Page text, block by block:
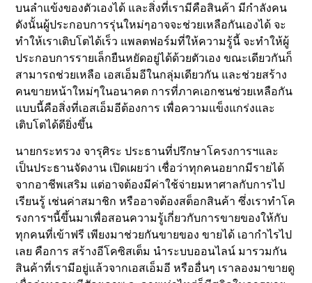
บนลำแข้งของตัวเองได้ และสิ่งที่เรามีคือสินค้า มีกำลังคน
ดังนั้นผู้ประกอบการรุ่นใหม่ๆอาจจะช่วยเหลือกันเองได้ จะ
ทำให้เราเติบโตได้เร็ว แพลตฟอร์มที่ให้ความรู้นี้ จะทำให้ผู้
ประกอบการรายเล็กยืนหยัดอยู่ได้ด้วยตัวเอง ขณะเดียวกันก็
สามารถช่วยเหลือ เอสเอ็มอีในกลุ่มเดียวกัน และช่วยสร้าง
คนขายหน้าใหม่ๆในอนาคต การที่ภาคเอกชนช่วยเหลือกัน
แบบนี้คือสิ่งที่เอสเอ็มอีต้องการ เพื่อความแข็งแกร่งและ
เติบโตได้ดียิ่งขึ้น
นายกระทรวง จารุศิระ ประธานที่ปรึกษาโครงการฯและ
เป็นประธานจัดงาน เปิดเผยว่า เชื่อว่าทุกคนอยากมีรายได้
จากอาชีพเสริม แต่อาจต้องมีค่าใช้จ่ายมหาศาลกับการไป
เรียนรู้ เช่นค่าสมาชิก หรืออาจต้องสต็อกสินค้า ซึ่งเราทำโค
รงการฯนี้ขึ้นมาเพื่อสอนความรู้เกี่ยวกับการขายของให้กับ
ทุกคนที่เข้าฟรี เพียงมาช่วยกันขายของ ขายได้ เอากำไรไป
เลย คือการ สร้างอีโคซิสเต็ม นำระบบออนไลน์ มารวมกัน
สินค้าที่เรามีอยู่แล้วจากเอสเอ็มอี หรืออื่นๆ เราลองมาขายดู